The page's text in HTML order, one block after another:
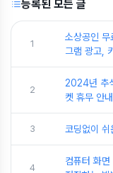
등록된 모든 글
1
소상공인
그램 광고,
2
2024년 추
켓 휴무 안
3 코딩없이
4
컴퓨터 화